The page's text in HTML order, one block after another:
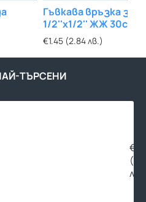
Гъвкава връзка за
1/2''х1/2'' ЖЖ 30см
€1.45 (2.84 лв.)
ТЪРСЕНИ
3/
ЖЖ
лв.)